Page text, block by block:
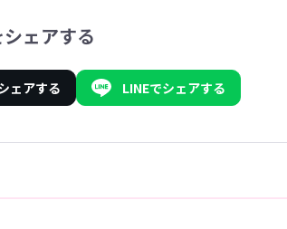
ェアする
ェアする LINEでシェアする